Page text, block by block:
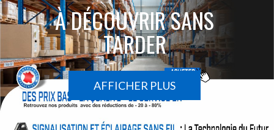
À DÉCOUVRIR SANS
TARDER
AFFICHER PLUS